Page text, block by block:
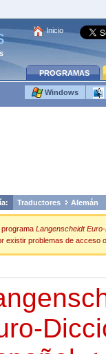
Inicio
PROGRAMAS
Windows
Traductores Alemán
programa Langenscheidt
existir problemas de acceso